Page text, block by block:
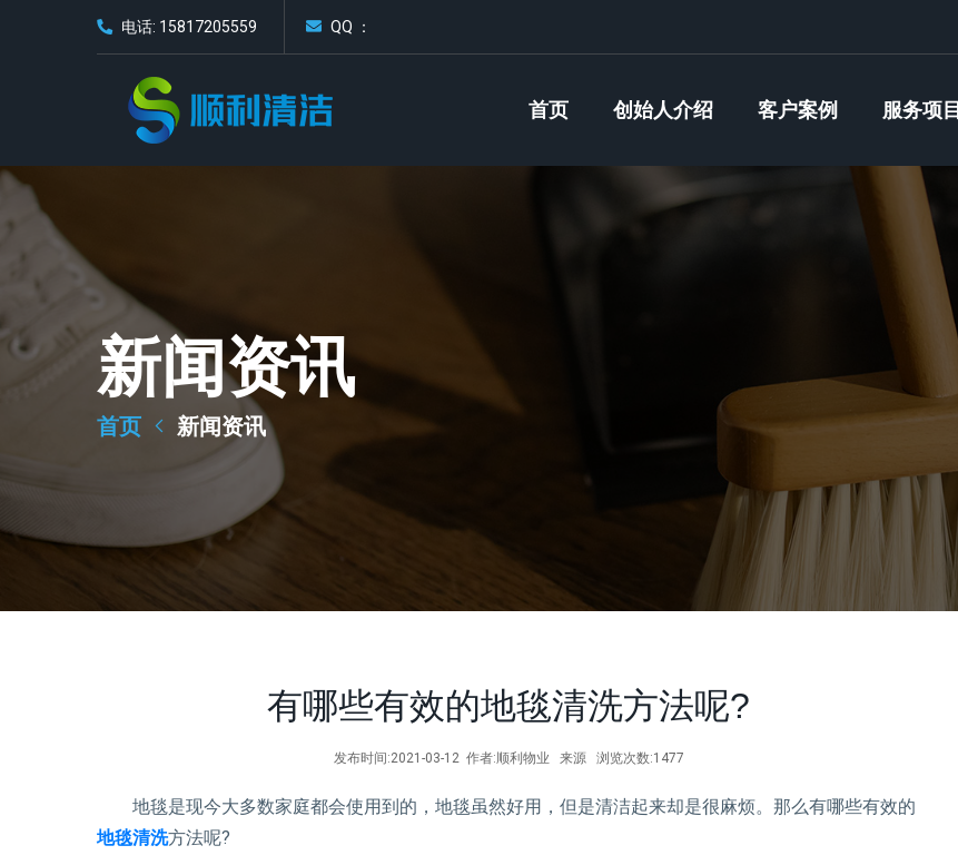
电话: 15817205559 QQ ：
首页 创始人介绍 客户案例 服务项目
新闻资讯
首页 新闻资讯
有哪些有效的地毯清洗方法呢?
发布时间:2021-03-12 作者:顺利物业 来源 浏览次数:1477
地毯是现今大多数家庭都会使用到的，地毯虽然好用，但是清洁起来却是很麻烦。那么有哪些有效的
地毯清洗方法呢?